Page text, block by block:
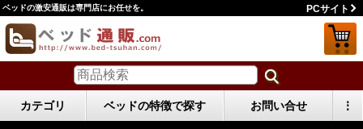
ベッドの激安通販は専門店にお任せを。 PCサイト
カテゴリ ベッドの特徴で探す お問い合せ ⋮